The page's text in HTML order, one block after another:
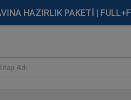
HAZIRLIK PAKETİ |